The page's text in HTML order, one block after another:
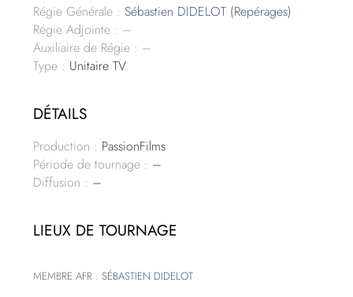
Régie Générale : Sébastien DIDELOT (Repérages)
Régie Adjointe : –
Auxiliaire de Régie : –
Type : Unitaire TV
DÉTAILS
Production : PassionFilms
Période de tournage : –
Diffusion : –
LIEUX DE TOURNAGE
MEMBRE AFR :SÉBASTIEN DIDELOT